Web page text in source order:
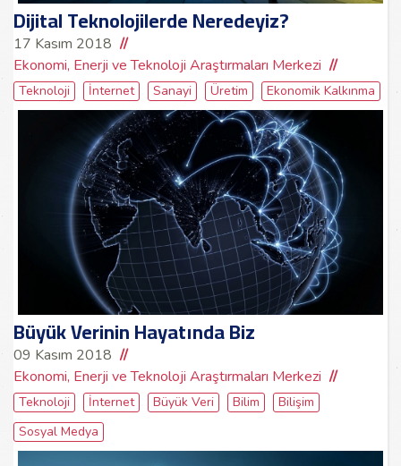
Dijital Teknolojilerde Neredeyiz?
17 Kasım 2018
Ekonomi, Enerji ve Teknoloji Araştırmaları Merkezi
Teknoloji İnternet Sanayi Üretim Ekonomik Kalkınma
Büyük Verinin Hayatında Biz
09 Kasım 2018
Ekonomi, Enerji ve Teknoloji Araştırmaları Merkezi
Teknoloji İnternet Büyük Veri Bilim
Bilişim
Sosyal Medya